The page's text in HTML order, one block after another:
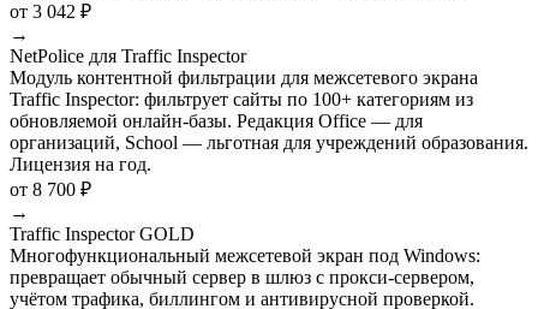
от 3 042 ₽
→
NetPolice для Traffic Inspector
Модуль контентной фильтрации для межсетевого экрана
Traffic Inspector: фильтрует сайты по 100+ категориям из
обновляемой онлайн-базы. Редакция Office — для
организаций, School — льготная для учреждений образования.
Лицензия на год.
от 8 700 ₽
→
Traffic Inspector GOLD
Многофункциональный межсетевой экран под Windows:
превращает обычный сервер в шлюз с прокси-сервером,
учётом трафика, биллингом и антивирусной проверкой.